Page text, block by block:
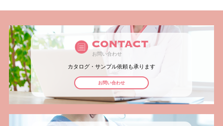
お問い合わせ
カタログ・サンプル依頼も承ります
お問い合わせ